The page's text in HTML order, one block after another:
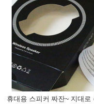
휴대용 스피커 짜잔~ 지대